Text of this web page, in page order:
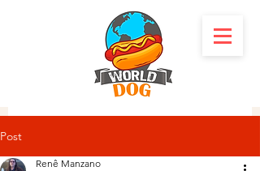
Post
Renê Manzano